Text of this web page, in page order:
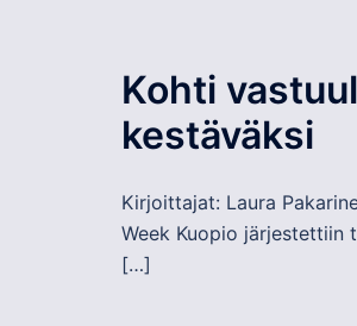
Kohti
kestäväksi
Kirjoittajat: Laura
Week Kuopio järjestettiin
[…]